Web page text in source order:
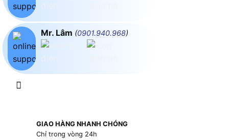
Mr. Lâm (0901.940.968)
GIAO HÀNG NHANH CHÓNG
Chỉ trong vòng 24h